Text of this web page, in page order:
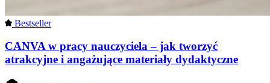
Bestseller
CANVA w pracy nauczyciela – jak tworzyć
atrakcyjne i angażujące materiały dydaktyczne